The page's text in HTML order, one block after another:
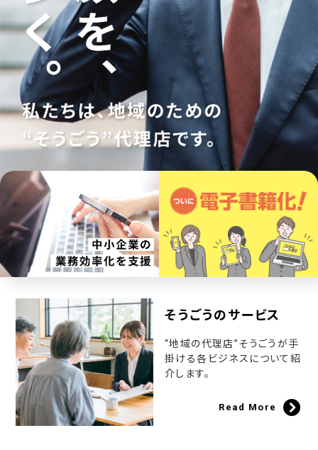
そうごうのサービス
“地域の代理店”そうごうが手
掛ける各ビジネスについて紹
介します。
Read More